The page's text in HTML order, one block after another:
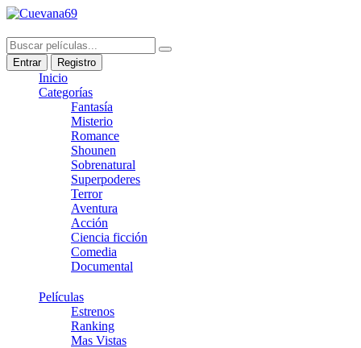
Entrar Registro
Inicio
Categorías
Fantasía
Misterio
Romance
Shounen
Sobrenatural
Superpoderes
Terror
Aventura
Acción
Ciencia ficción
Comedia
Documental
Películas
Estrenos
Ranking
Mas Vistas